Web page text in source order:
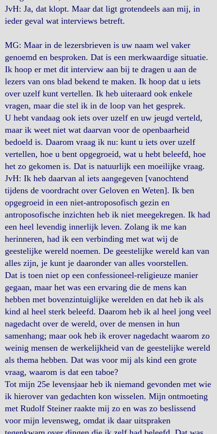
JvH: Ja, dat klopt. Maar dat ligt grotendeels aan mij, in
ieder geval wat interviews betreft.
MG: Maar in de lezersbrieven is uw naam wel vaker
genoemd en besproken. Dat is een merkwaardige situatie.
Ik hoop er met dit interview aan bij te dragen u aan de
lezers van ons blad bekend te maken. Ik hoop dat u iets
over uzelf kunt vertellen. Ik heb uiteraard ook enkele
vragen, maar die stel ik in de loop van het gesprek.
U hebt vandaag ook iets over uzelf en uw jeugd verteld,
maar ik weet niet wat daarvan voor de openbaarheid
bedoeld is. Daarom vraag ik nu: kunt u iets over uzelf
vertellen, hoe u bent opgegroeid, wat u hebt beleefd, hoe
het zo gekomen is. Dat is natuurlijk een moeilijke vraag.
JvH: Ik heb daarvan al iets aangegeven [vanochtend
tijdens de voordracht over Geloven en Weten]. Ik ben
opgegroeid in een niet-antroposofisch gezin en
antroposofische inzichten heb ik niet meegekregen. Ik had
een heel levendig innerlijk leven. Zolang ik me kan
herinneren, had ik een verbinding met wat wij de
geestelijke wereld noemen. De geestelijke wereld kan van
alles zijn, je kunt je daaronder van alles voorstellen.
Dat is toen niet op een confessioneel-religieuze manier
gegaan, maar het was een ervaring die de mens kan
hebben met bovenzintuiglijke werelden en dat heb ik als
kind al heel sterk beleefd. Daarom heb ik al heel jong veel
nagedacht over de wereld, over de mensen in hun
samenhang; maar ook heb ik erover nagedacht waarom zo
weinig mensen de werkelijkheid van de geestelijke wereld
als thema hebben. Dat was voor mij als kind een grote
vraag, waarom is dat een taboe?
Tot mijn 25e levensjaar heb ik niemand gevonden met wie
ik hierover van gedachten kon wisselen. Mijn ontmoeting
met Rudolf Steiner raakte mij zo en was zo beslissend
voor mijn levensweg, omdat ik daar uitspraken